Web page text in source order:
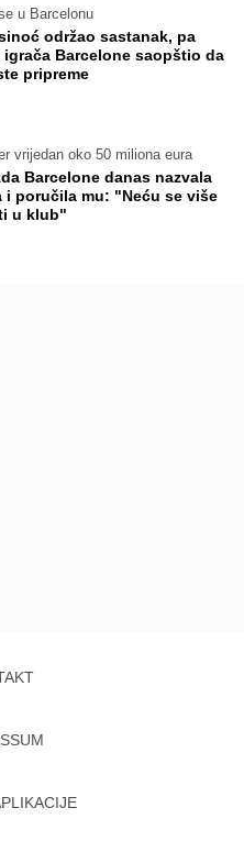
u Barcelonu
održao sastanak, pa
Barcelone saopštio da
pripreme
vrijedan oko 50 miliona eura
Barcelone danas nazvala
i poručila mu: "Neću se više
u klub"